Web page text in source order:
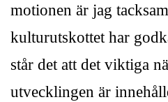
motionen är jag
kulturutskottet har
står det att det viktiga
utvecklingen är